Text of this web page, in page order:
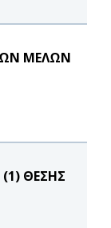
ΜΕΛΩΝ
ΘΕΣΗΣ